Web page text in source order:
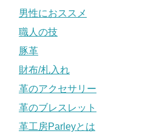
男性におススメ
職人の技
豚革
財布/札入れ
革のアクセサリー
革のブレスレット
革工房Parleyとは